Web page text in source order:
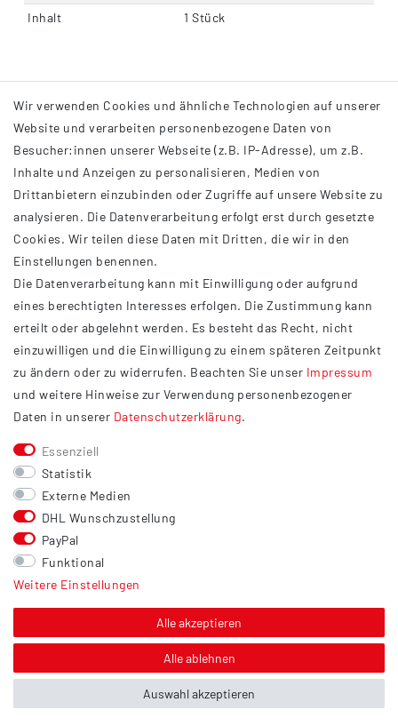
Inhalt
1 Stück
INFORMATIONEN
AGB
Impressum
Datenschutzerklärung
Widerrufsrecht
Barrierefreiheit
Service
Kontakt
Versand
Zahlung
Vertrag widerrufen
Sonstiges
Hinweis zur Entsorgung von Altbatterien & Altöl
Über uns
Wir verwenden Cookies und ähnliche Technologien auf unserer
Website und verarbeiten personenbezogene Daten von
Besucher:innen unserer Webseite (z.B. IP-Adresse), um z.B.
Inhalte und Anzeigen zu personalisieren, Medien von
Drittanbietern einzubinden oder Zugriffe auf unsere Website zu
analysieren. Die Datenverarbeitung erfolgt erst durch gesetzte
Cookies. Wir teilen diese Daten mit Dritten, die wir in den
Einstellungen benennen.
Die Datenverarbeitung kann mit Einwilligung oder aufgrund
eines berechtigten Interesses erfolgen. Die Zustimmung kann
erteilt oder abgelehnt werden. Es besteht das Recht, nicht
einzuwilligen und die Einwilligung zu einem späteren Zeitpunkt
zu ändern oder zu widerrufen. Beachten Sie unser Impressum
und weitere Hinweise zur Verwendung personenbezogener
Daten in unserer Daten­schutz­erklärung.
Essenziell
Statistik
Externe Medien
DHL Wunschzustellung
PayPal
Funktional
Weitere Einstellungen
Alle akzeptieren
Alle ablehnen
Auswahl akzeptieren